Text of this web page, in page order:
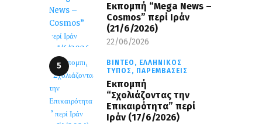
Eκπομπή “Mega News –
Cosmos” περί Ιράν
(21/6/2026)
22/06/2026
ΒΊΝΤΕΟ, ΕΛΛΗΝΙΚΌΣ
ΤΎΠΟΣ, ΠΑΡΕΜΒΆΣΕΙΣ
Εκπομπή
“Σχολιάζοντας την
Επικαιρότητα” περί
Ιράν (17/6/2026)